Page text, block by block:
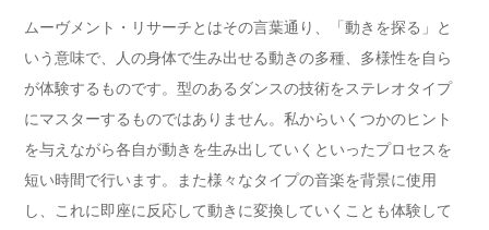
ムーヴメント・リサーチとはその言葉通り、「動きを探る」と
いう意味で、人の身体で生み出せる動きの多種、多様性を自ら
が体験するものです。型のあるダンスの技術をステレオタイプ
にマスターするものではありません。私からいくつかのヒント
を与えながら各自が動きを生み出していくといったプロセスを
短い時間で行います。また様々なタイプの音楽を背景に使用
し、これに即座に反応して動きに変換していくことも体験して